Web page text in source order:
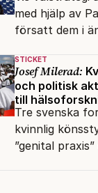
med hjälp av
försatt dem i
terrorvurm.
STICKET
Josef Milerad:
och politisk
till
Tre svenska
kvinnlig
”genital